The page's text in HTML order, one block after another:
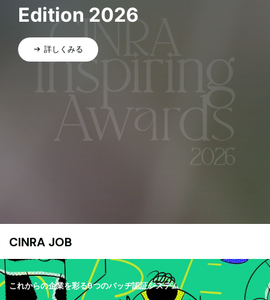
Edition 2026
詳しくみる
CINRA JOB
これからの企業を彩る9つのバッヂ認証システム